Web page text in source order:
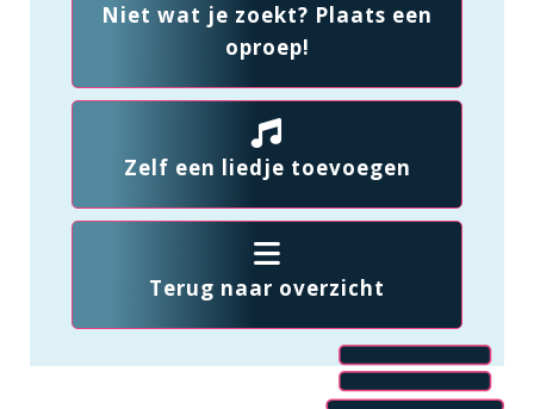
Niet wat je zoekt? Plaats een
oproep!
Zelf een liedje toevoegen
Terug naar overzicht